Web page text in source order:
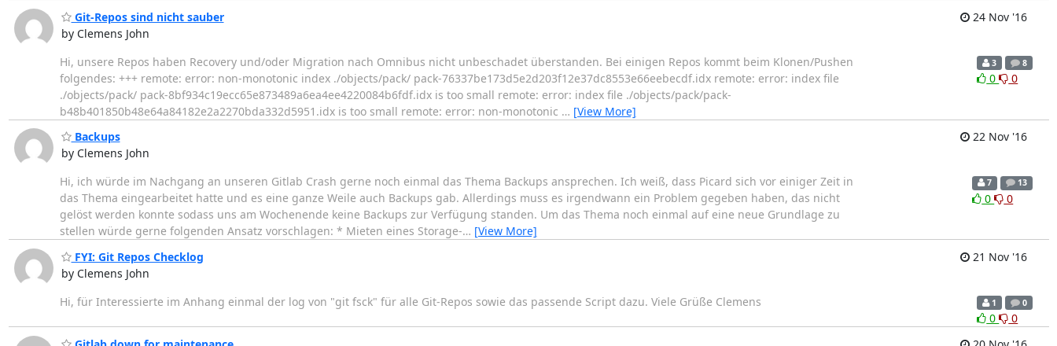
Git-Repos sind nicht sauber
by Clemens John
24 Nov '16
Hi, unsere Repos haben Recovery und/oder Migration nach Omnibus nicht unbeschadet überstanden. Bei einigen Repos kommt beim Klonen/Pushen
folgendes: +++ remote: error: non-monotonic index ./objects/pack/ pack-76337be173d5e2d203f12e37dc8553e66eebecdf.idx remote: error: index file
./objects/pack/ pack-8bf934c19ecc65e873489a6ea4ee4220084b6fdf.idx is too small remote: error: index file ./objects/pack/pack-
b48b401850b48e64a84182e2a2270bda332d5951.idx is too small remote: error: non-monotonic … [View More]
3 8
0 0
Backups
by Clemens John
22 Nov '16
Hi, ich würde im Nachgang an unseren Gitlab Crash gerne noch einmal das Thema Backups ansprechen. Ich weiß, dass Picard sich vor einiger Zeit in
das Thema eingearbeitet hatte und es eine ganze Weile auch Backups gab. Allerdings muss es irgendwann ein Problem gegeben haben, das nicht
gelöst werden konnte sodass uns am Wochenende keine Backups zur Verfügung standen. Um das Thema noch einmal auf eine neue Grundlage zu
stellen würde gerne folgenden Ansatz vorschlagen: * Mieten eines Storage-… [View More]
7 13
0 0
FYI: Git Repos Checklog
by Clemens John
21 Nov '16
Hi, für Interessierte im Anhang einmal der log von "git fsck" für alle Git-Repos sowie das passende Script dazu. Viele Grüße Clemens 1 0
0
0